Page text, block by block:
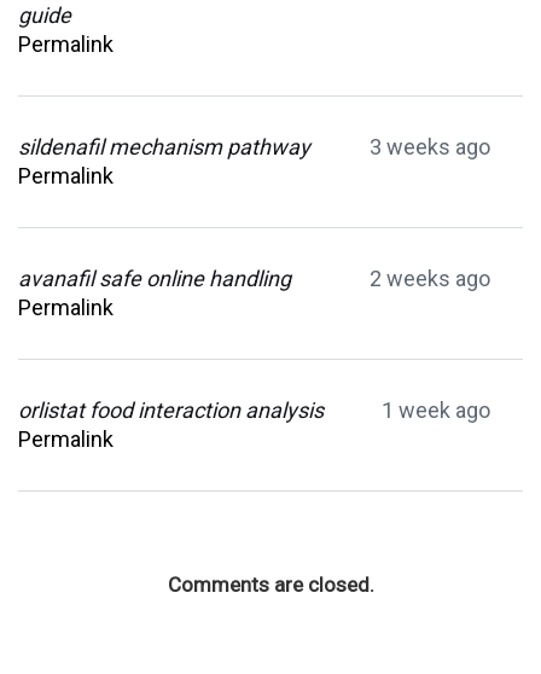
guide
Permalink
sildenafil mechanism pathway
3 weeks ago
Permalink
avanafil safe online handling
2 weeks ago
Permalink
orlistat food interaction analysis
1 week ago
Permalink
Comments are closed.